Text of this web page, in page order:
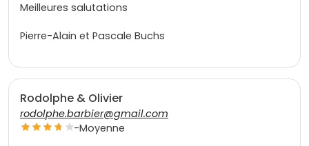
Meilleures salutations
Pierre-Alain et Pascale Buchs
Rodolphe & Olivier
rodolphe.barbier@gmail.com
-Moyenne